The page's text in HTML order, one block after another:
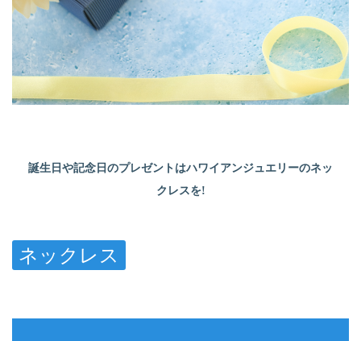
誕生日や記念日のプレゼントはハワイアンジュエリーのネッ
クレスを!
ネックレス